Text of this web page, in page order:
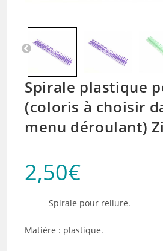
Spirale plastique
(coloris à choisir
menu déroulant)
2,50€
Spirale pour reliure.
Matière : plastique.